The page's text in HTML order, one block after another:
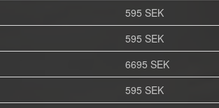
595 SEK
595 SEK
6695 SEK
595 SEK